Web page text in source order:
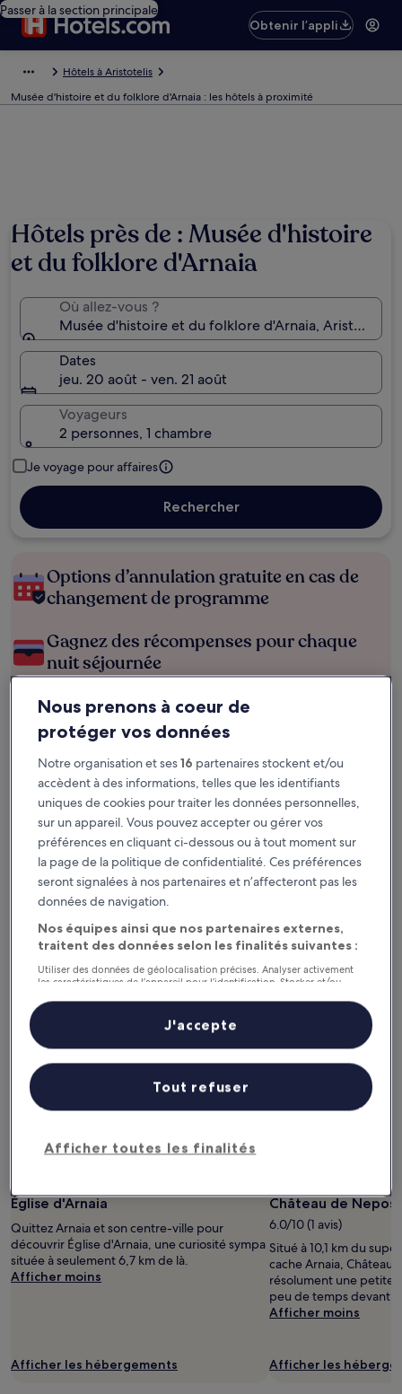
Passer à la section principale
Obtenir l’appli
Hôtels à Aristotelis
Musée d'histoire et du folklore d'Arnaia : les hôtels à proximité
Hôtels près de : Musée d'histoire
et du folklore d'Arnaia
Où allez-vous ?
Musée d'histoire et du folklore d'Arnaia, Aristotelis,
Dates
jeu. 20 août - ven. 21 août
Voyageurs
2 personnes, 1 chambre
Je voyage pour affaires
Rechercher
Options d’annulation gratuite en cas de
changement de programme
Gagnez des récompenses pour chaque
nuit séjournée
Économisez plus grâce aux Prix membres
Consultez les prix pour ces dates
Ce soir
6 août - 7 août
Demain
7 août - 8 août
Ce week-end
7 août - 9 août
Le week-end prochain
14 août - 16 août
Recommandés Prix (croissant)
Musée d'histoire et du folklore
d'Arnaia : où loger à proximité ?
Musée d'histoire et du folklore
proximité
Église d'Arnaia
Quittez Arnaia et son centre-ville pour
découvrir Église d'Arnaia, une curiosité sympa
située à seulement 6,7 km de là.
Afficher moins
Afficher les hébergements
Château de Neposi
6.0/10 (1 avis)
Situé à 10,1 km du
cache Arnaia, Château
résolument une petite
peu de temps devant
Afficher moins
Afficher les
Nous prenons à coeur de
protéger vos données
Notre organisation et ses16 partenaires stockent et/ou
accèdent à des informations, telles que les identifiants
uniques de cookies pour traiter les données personnelles,
sur un appareil. Vous pouvez accepter ou gérer vos
préférences en cliquant ci-dessous ou à tout moment sur
la page de la politique de confidentialité. Ces préférences
seront signalées à nos partenaires et n’affecteront pas les
données de navigation.
Nos équipes ainsi que nos partenaires externes,
traitent des données selon les finalités suivantes :
Utiliser des données de géolocalisation précises. Analyser activement
les caractéristiques de l’appareil pour l’identification. Stocker et/ou
personnalisés, mesure de performance des publicités et du contenu,
études d’audience et développement de services.
Liste de nos partenaires (fournisseurs)
Afficher toutes les finalités
Tout refuser
J'accepte